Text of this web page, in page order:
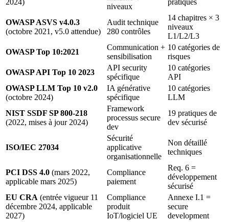
2024)
niveaux
pratiques
OWASP ASVS v4.0.3
(octobre 2021, v5.0 attendue)
Audit technique
280 contrôles
14 chapitres × 3
niveaux
L1/L2/L3
OWASP Top 10:2021
Communication +
sensibilisation
10 catégories de
risques
OWASP API Top 10 2023
API security
spécifique
10 catégories
API
OWASP LLM Top 10 v2.0
(octobre 2024)
IA générative
spécifique
10 catégories
LLM
NIST SSDF SP 800-218
(2022, mises à jour 2024)
Framework
processus secure
dev
19 pratiques de
dev sécurisé
ISO/IEC 27034
Sécurité
applicative
organisationnelle
Non détaillé
techniques
PCI DSS 4.0 (mars 2022,
applicable mars 2025)
Compliance
paiement
Req. 6 =
développement
sécurisé
EU CRA (entrée vigueur 11
décembre 2024, applicable
2027)
Compliance
produit
IoT/logiciel UE
Annexe I.1 =
secure
development